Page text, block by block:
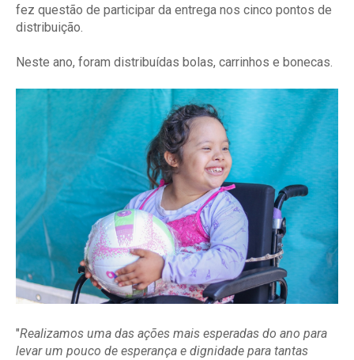
fez questão de participar da entrega nos cinco pontos de
distribuição.
Neste ano, foram distribuídas bolas, carrinhos e bonecas.
"Realizamos uma das ações mais esperadas do ano para
levar um pouco de esperança e dignidade para tantas